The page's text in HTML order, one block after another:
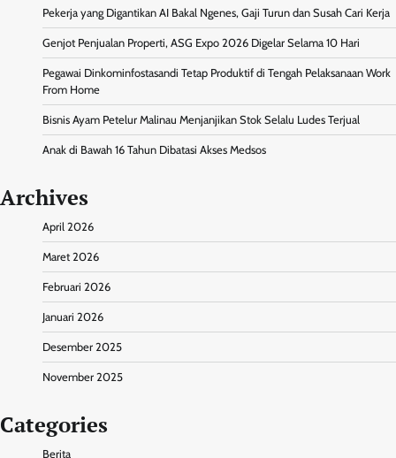
Pekerja yang Digantikan AI Bakal Ngenes, Gaji Turun dan Susah Cari Kerja
Genjot Penjualan Properti, ASG Expo 2026 Digelar Selama 10 Hari
Pegawai Dinkominfostasandi Tetap Produktif di Tengah Pelaksanaan Work
From Home
Bisnis Ayam Petelur Malinau Menjanjikan Stok Selalu Ludes Terjual
Anak di Bawah 16 Tahun Dibatasi Akses Medsos
Archives
April 2026
Maret 2026
Februari 2026
Januari 2026
Desember 2025
November 2025
Categories
Berita